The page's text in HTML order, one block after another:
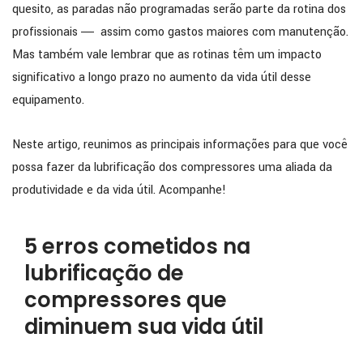
quesito, as paradas não programadas serão parte da rotina dos
profissionais ― assim como gastos maiores com manutenção.
Mas também vale lembrar que as rotinas têm um impacto
significativo a longo prazo no aumento da vida útil desse
equipamento.
Neste artigo, reunimos as principais informações para que você
possa fazer da lubrificação dos compressores uma aliada da
produtividade e da vida útil. Acompanhe!
5 erros cometidos na
lubrificação de
compressores que
diminuem sua vida útil